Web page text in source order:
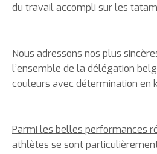
du travail accompli sur les
Nous adressons nos plus
l’ensemble de la délégation
couleurs avec détermination en
Parmi les belles performances
athlètes se sont